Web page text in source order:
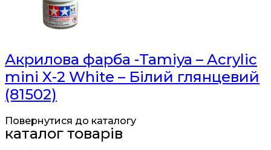
Акрилова фарба -Tamiya – Acrylic
mini X-2 White – Білий глянцевий
(81502)
Повернутися до каталогу
каталог товарів